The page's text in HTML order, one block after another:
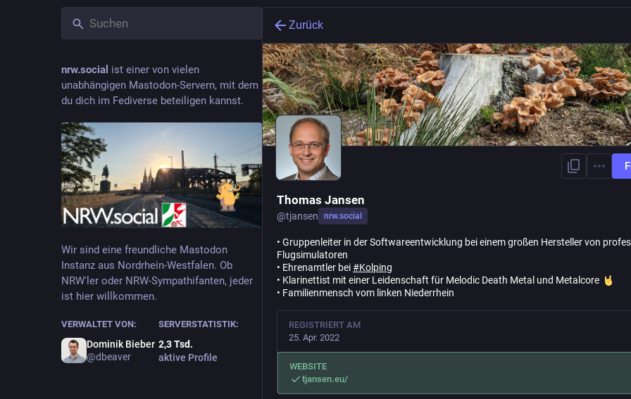
nrw.social ist einer von vielen
unabhängigen Mastodon-Servern, mit dem
du dich im Fediverse beteiligen kannst.
Wir sind eine freundliche Mastodon
Instanz aus Nordrhein-Westfalen. Ob
NRW'ler oder NRW-Sympathifanten, jeder
ist hier willkommen.
VERWALTET VON:
Dominik Bieber
@dbeaver
SERVERSTATISTIK:
2,3Tsd.
aktive Profile
Zurück
Thomas Jansen
@tjansen nrw.social
• Gruppenleiter in der Softwareentwicklung bei einem großen Hersteller von
Flugsimulatoren
• Ehrenamtler bei#Kolping
• Klarinettist mit einer Leidenschaft für Melodic Death Metal und Metalcore
• Familienmensch vom linken Niederrhein
REGISTRIERT AM
25. Apr. 2022
WEBSITE
tjansen.eu/